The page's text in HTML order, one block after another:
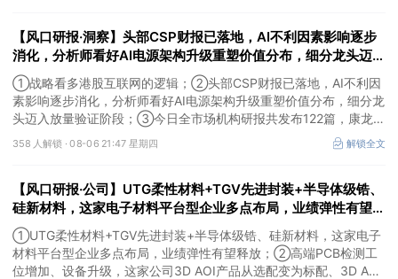
【风口研报·洞察】头部CSP财报已落地，AI不利因素影响逐步
消化，分析师看好AI电源架构升级重塑价值分布，细分龙头迈入
放量验证阶段；战略看多港股互联网的逻辑
①战略看多港股互联网的逻辑；②头部CSP财报已落地，AI不利因
素影响逐步消化，分析师看好AI电源架构升级重塑价值分布，细分龙
头迈入放量验证阶段；③今日全市场机构研报共发布122篇，康龙化
成、江淮汽车评级得到上调，9家公司获得首度覆盖，其中乔锋智能
获新财富分析师深度覆盖；④在个股机构关注度排行中，华峰化学
健盛集团。
358 人解锁 ·08-06 21:47 星期四 解锁全文
【风口研报·公司】UTG柔性材料+TGV先进封装+半导体级锆、
硅新材料，这家电子材料平台型企业多点布局，业绩弹性有望释
放；高端PCB检测工位增加、设备升级，这家公司3D AOI产品
从选配变为标配
①UTG柔性材料+TGV先进封装+半导体级锆、硅新材料，这家电子
材料平台型企业多点布局，业绩弹性有望释放；②高端PCB检测工
位增加、设备升级，这家公司3D AOI产品从选配变为标配、3D AXI